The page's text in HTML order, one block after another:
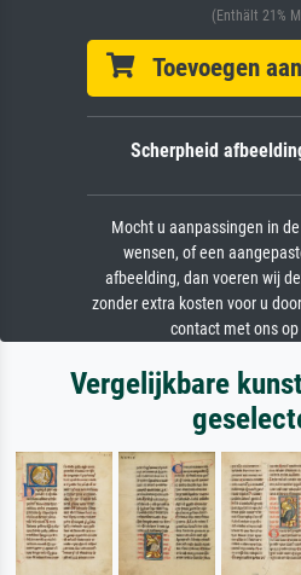
(Enthält 21%
Toevoegen
Scherpheid
Mocht u aanpassingen in
wensen, of een
afbeelding, dan voeren wij
zonder extra kosten voor u
contact met ons
Vergelijkbare